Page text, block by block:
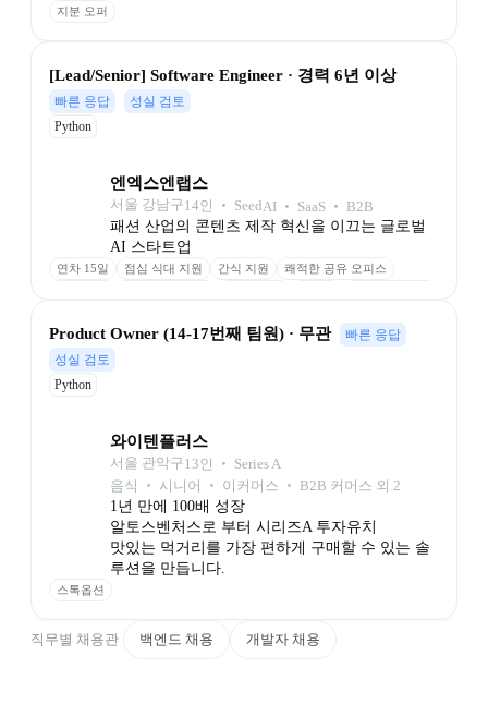
지분 오퍼
[Lead/Senior] Software Engineer · 경력 6년 이상
빠른 응답
성실 검토
Python
엔엑스엔랩스
서울 강남구14인 ‧ SeedAI ‧ SaaS ‧ B2B
패션 산업의 콘텐츠 제작 혁신을 이끄는 글로벌
연차 15일 점심 식대 지원 간식 지원
쾌적한 공유 오피스
Product Owner (14-17번째 팀원) · 무관
빠른 응답
성실 검토
Python
와이텐플러스
서울 관악구13인 ‧ Series A
음식 ‧ 시니어 ‧ 이커머스 ‧ B2B 커머스 외 2
1년 만에 100배 성장
알토스벤처스로 부터 시리즈A 투자유치
맛있는 먹거리를 가장 편하게 구매할 수 있는 솔
루션을 만듭니다.
스톡옵션
직무별 채용관 백엔드 채용 개발자 채용